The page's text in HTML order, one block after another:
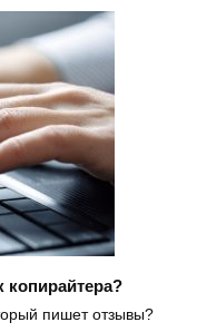
копирайтера?
пишет отзывы?